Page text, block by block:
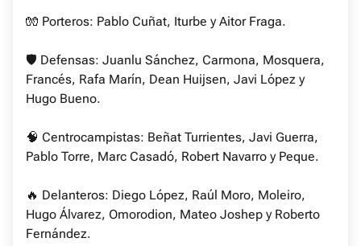
🧤 Porteros: Pablo Cuñat, Iturbe y Aitor Fraga.
🛡 Defensas: Juanlu Sánchez, Carmona, Mosquera,
Francés, Rafa Marín, Dean Huijsen, Javi López y
Hugo Bueno.
🧠 Centrocampistas: Beñat Turrientes, Javi Guerra,
Pablo Torre, Marc Casadó, Robert Navarro y Peque.
🔥 Delanteros: Diego López, Raúl Moro, Moleiro,
Hugo Álvarez, Omorodion, Mateo Joshep y Roberto
Fernández.